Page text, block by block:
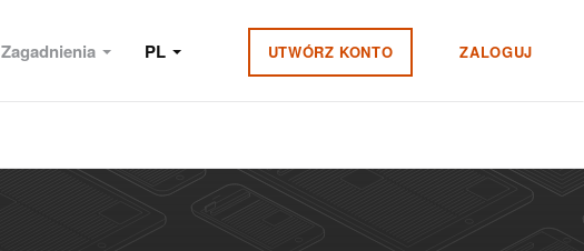
Zagadnienia PL UTWÓRZ KONTO ZALOGUJ